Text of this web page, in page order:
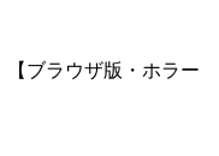
【ブラウザ版・ホラー